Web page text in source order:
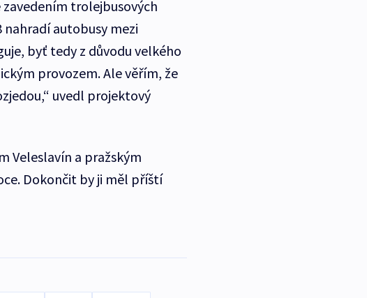
trolejbusových
nahradí autobusy mezi
byť tedy z důvodu velkého
provozem. Ale věřím, že
uvedl projektový
Veleslavín a pražským
Dokončit by ji měl příští